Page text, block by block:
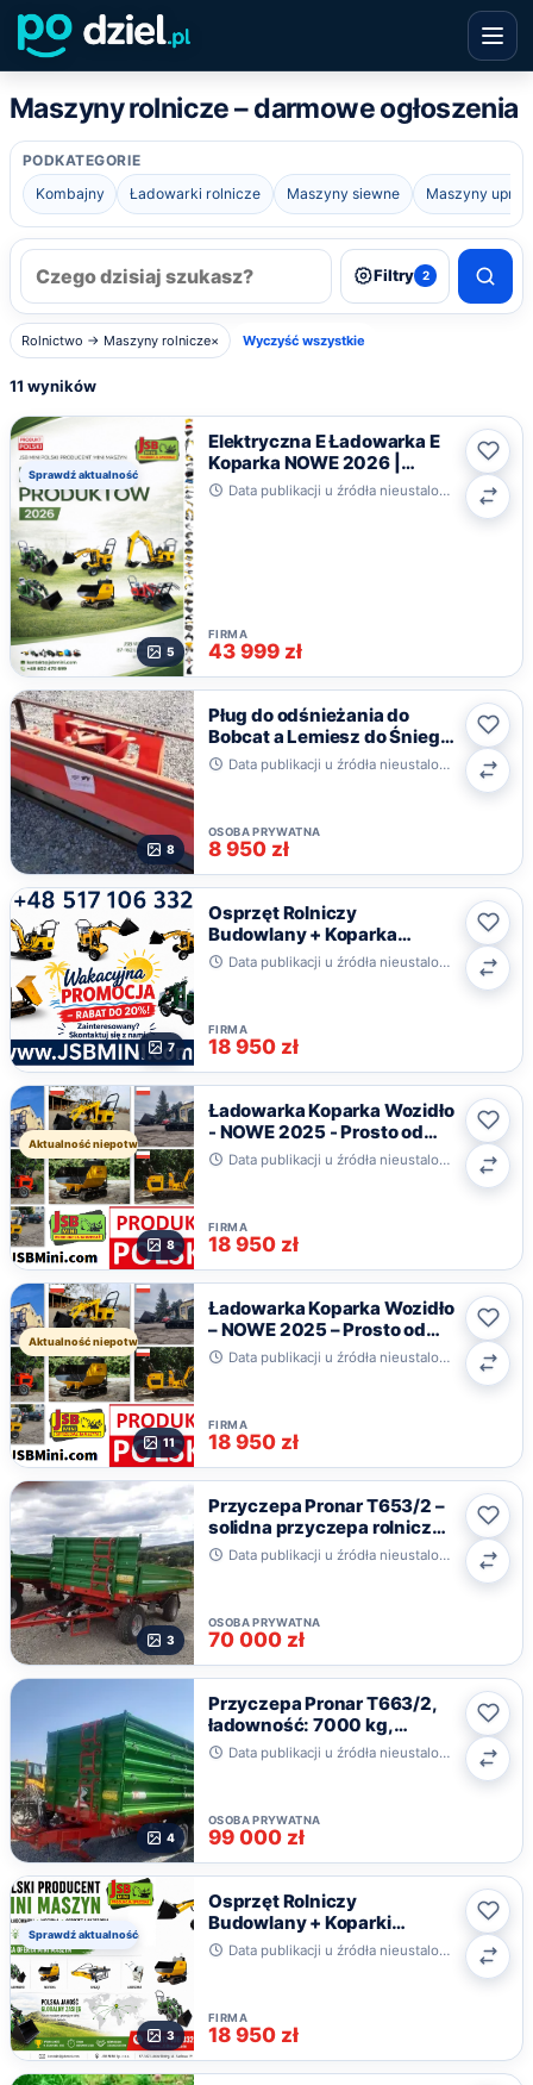
Maszyny rolnicze – darmowe ogłoszenia
PODKATEGORIE
Kombajny
Ładowarki rolnicze Maszyny siewne Maszyny
Filtry 2
Rolnictwo → Maszyny rolnicze× Wyczyść wszystkie
11 wyników
Sprawdź aktualność
5
Elektryczna E Ładowarka E
Koparka NOWE 2026 |
Prosto od Producenta JSB
Data publikacji u źródła nieustalona · Toruń, kujawsko-pomorskie
FIRMA
43 999 zł
8
Pług do odśnieżania do
Bobcat a Lemiesz do Śniegu
Cat Case
Data publikacji u źródła nieustalona · Kraków
OSOBA PRYWATNA
8 950 zł
7
Osprzęt Rolniczy
Budowlany + Koparka
Ładowarka Wozidło
POLSKIE JSB MINI Sp. z o.o.
Data publikacji u źródła nieustalona · Toruń, kujawsko-pomorskie
FIRMA
18 950 zł
Aktualność niepotwierdzona
8
Ładowarka Koparka Wozidło
- NOWE 2025 - Prosto od
Producenta JSB POLSKA
Data publikacji u źródła nieustalona · Toruń, kujawsko-pomorskie
FIRMA
18 950 zł
Aktualność niepotwierdzona
11
Ładowarka Koparka Wozidło
– NOWE 2025 – Prosto od
Producenta
Data publikacji u źródła nieustalona · Toruń, kujawsko-pomorskie
FIRMA
18 950 zł
3
Przyczepa Pronar T653/2 –
solidna przyczepa rolnicza o
ładowności 5,8 t
Data publikacji u źródła nieustalona · Czerteż
OSOBA PRYWATNA
70 000 zł
4
Przyczepa Pronar T663/2,
ładowność: 7000 kg,
objętość ładunkowa: 9,8 m3
Data publikacji u źródła nieustalona · Czerteż
OSOBA PRYWATNA
99 000 zł
Sprawdź aktualność
3
Osprzęt Rolniczy
Budowlany + Koparki
Ładowarki Wozidła JSB
Data publikacji u źródła nieustalona · Toruń, kujawsko-pomorskie
FIRMA
18 950 zł